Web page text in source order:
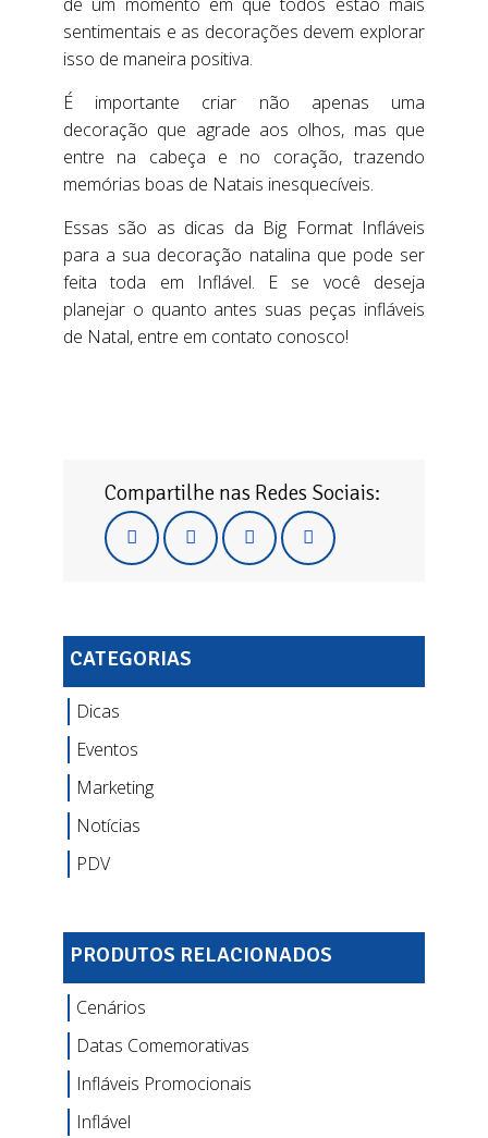
sentimentais e as decorações devem explorar
isso de maneira positiva.
É importante criar não apenas uma
decoração que agrade aos olhos, mas que
entre na cabeça e no coração, trazendo
memórias boas de Natais inesquecíveis.
Essas são as dicas da Big Format Infláveis
para a sua decoração natalina que pode ser
feita toda em Inflável. E se você deseja
planejar o quanto antes suas peças infláveis
de Natal, entre em contato conosco!
Compartilhe nas Redes Sociais:
CATEGORIAS
Dicas
Eventos
Marketing
Notícias
PDV
PRODUTOS RELACIONADOS
Cenários
Datas Comemorativas
Infláveis Promocionais
Inflável